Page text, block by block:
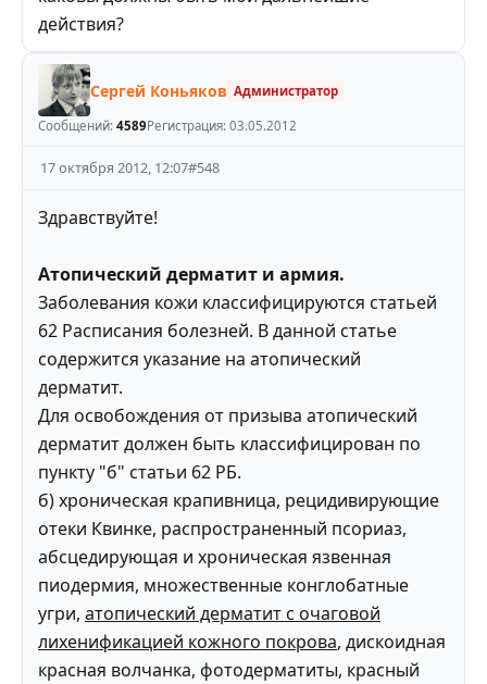
действия?
Сергей Коньяков Администратор
Сообщений: 4589Регистрация: 03.05.2012
17 октября 2012, 12:07#548
Здравствуйте!
Атопический дерматит и армия.
Заболевания кожи классифицируются статьей
62 Расписания болезней. В данной статье
содержится указание на атопический
дерматит.
Для освобождения от призыва атопический
дерматит должен быть классифицирован по
пункту "б" статьи 62 РБ.
б) хроническая крапивница, рецидивирующие
отеки Квинке, распространенный псориаз,
абсцедирующая и хроническая язвенная
пиодермия, множественные конглобатные
угри, атопический дерматит с очаговой
лихенификацией кожного покрова, дискоидная
красная волчанка, фотодерматиты, красный